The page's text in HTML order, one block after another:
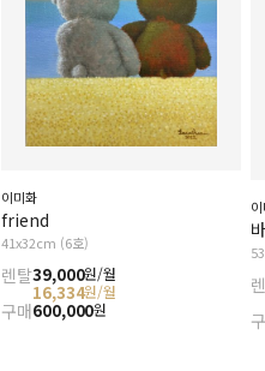
이미화
friend
41x32cm (6호)
렌탈39,000원/월
16,334원/월
구매600,000원